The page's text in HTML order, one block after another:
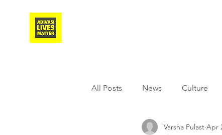
All Posts News Culture
Agriculture Covid-19
Varsha Pulast Apr